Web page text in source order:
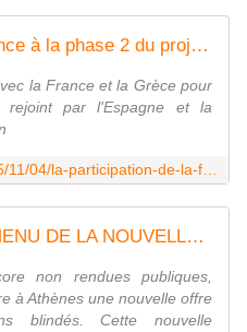
La participation de la France à la phase 2 du projet de corvette européenne n'est pas encore assurée - Zone Militaire
la France et la Grèce pour
rejoint par l'Espagne et la
LYNX ET MARDER AU MENU DE LA NOUVELLE PROPOSITION ALLEMANDE A ATHENES
non rendues publiques,
à Athènes une nouvelle offre
blindés. Cette nouvelle